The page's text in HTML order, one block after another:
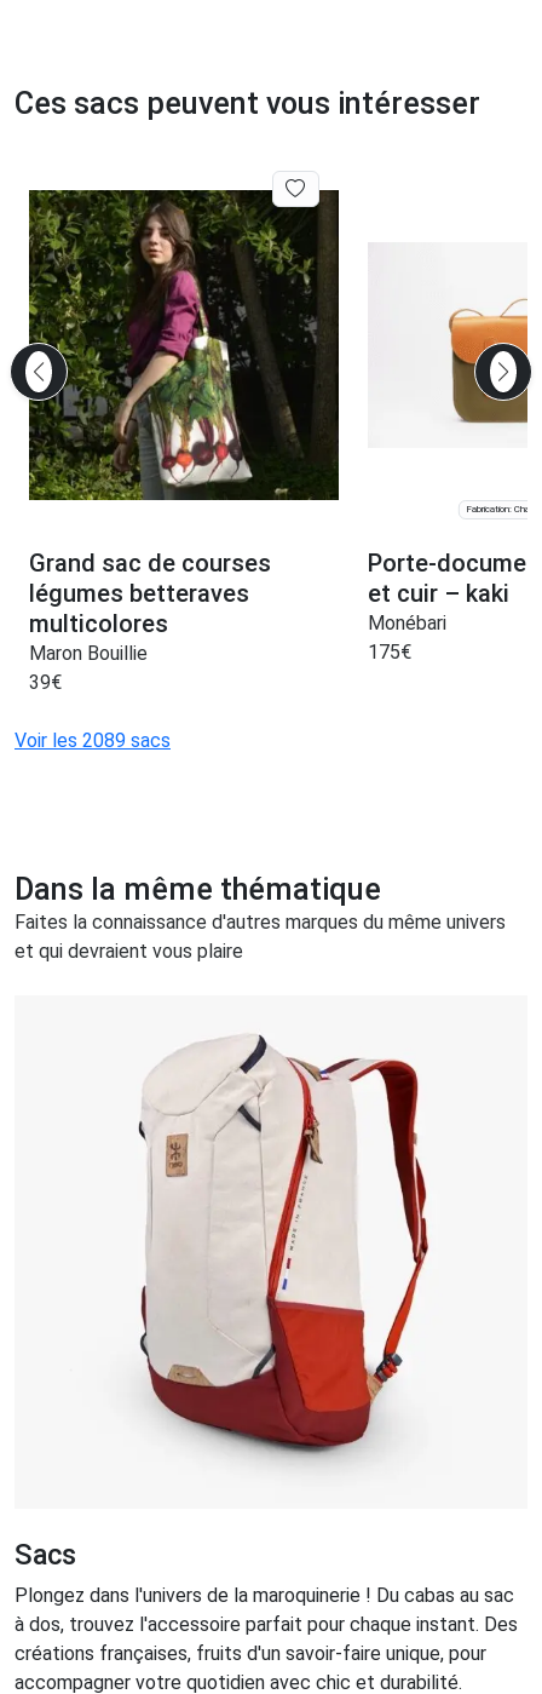
Ces sacs peuvent vous intéresser
Grand sac de courses
légumes betteraves
multicolores
Maron Bouillie
39€
Fabrication:
Porte-
et cuir – kaki
Monébari
175€
Voir les 2089 sacs
Dans la même thématique
Faites la connaissance d'autres marques du même univers
et qui devraient vous plaire
Sacs
Plongez dans l'univers de la maroquinerie ! Du cabas au sac
à dos, trouvez l'accessoire parfait pour chaque instant. Des
créations françaises, fruits d'un savoir-faire unique, pour
accompagner votre quotidien avec chic et durabilité.